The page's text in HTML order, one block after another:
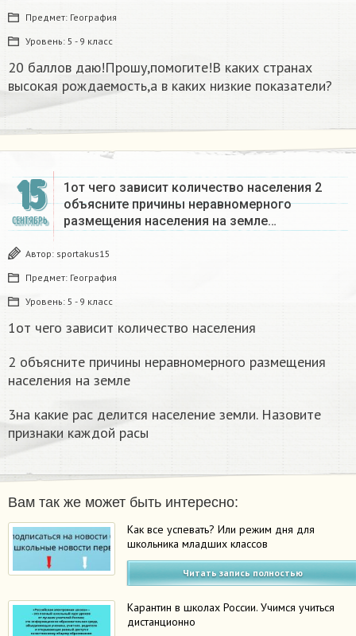
Предмет: География
Уровень: 5 - 9 класс
20 баллов даю!Прошу,помогите!В каких странах
высокая рождаемость,а в каких низкие показатели?
15
СЕНТЯБРЬ
1от чего зависит количество населения 2
объясните причины неравномерного
размещения населения на земле…
Автор: sportakus15
Предмет: География
Уровень: 5 - 9 класс
1от чего зависит количество населения
2 объясните причины неравномерного размещения
населения на земле
3на какие рас делится население земли. Назовите
признаки каждой расы
Вам так же может быть интересно:
Как все успевать? Или режим дня для
школьника младших классов
Читать запись полностью
Карантин в школах России. Учимся учиться
дистанционно